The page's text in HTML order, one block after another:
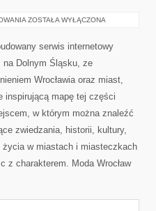
ZGORZELEC
ZOSTAŁA WYŁĄCZONA
serwis internetowy
na Dolnym Śląsku, ze
Wrocławia oraz miast,
inspirującą mapę tej części
w którym można znaleźć
zwiedzania, historii, kultury,
życia w miastach i miasteczkach
z charakterem. Moda Wrocław